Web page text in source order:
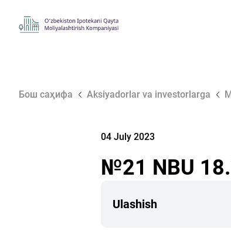
Бош саҳифа Aksiyadorlar va investorlarga
04 July 2023
№21 NBU
Ulashish